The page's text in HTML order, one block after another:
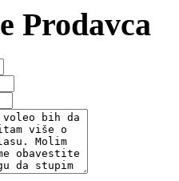
Prodavca